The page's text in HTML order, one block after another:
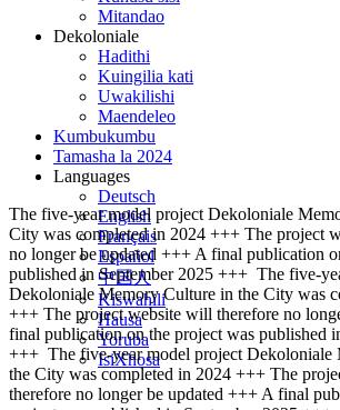
Mitandao
Dekoloniale
Hadithi
Kuingilia kati
Uwakilishi
Maendeleo
Kumbukumbu
Tamasha la 2024
Languages
Deutsch
English
Français
Español
中国人
Kiswahili
Hausa
Yoruba
IsiXhosa
The five-year model project Dekoloniale
City was completed in 2024 +++ The project
no longer be updated +++ A final publication
published in September 2025 +++ The five-
Dekoloniale Memory Culture in the City was
+++ The project website will therefore no
final publication on the project was published
+++ The five-year model project Dekoloniale
the City was completed in 2024 +++ The
therefore no longer be updated +++ A final